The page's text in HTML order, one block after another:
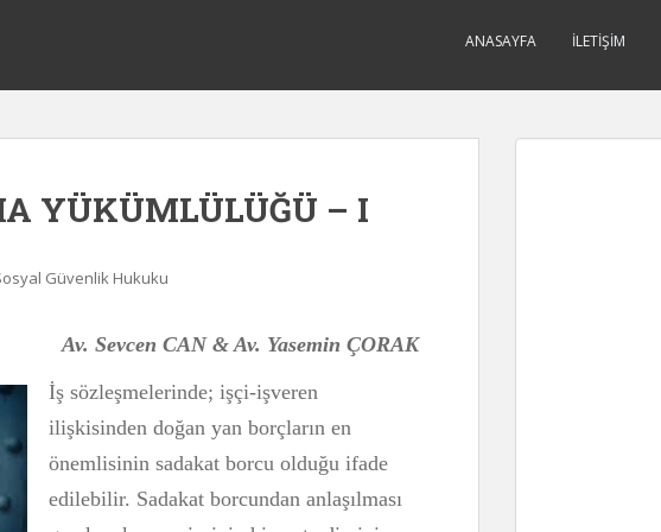
ANASAYFA İLETIŞIM
YÜKÜMLÜLÜĞÜ – I
Güvenlik Hukuku
Av. Sevcen CAN & Av. Yasemin ÇORAK
İş sözleşmelerinde; işçi-işveren
ilişkisinden doğan yan borçların en
önemlisinin sadakat borcu olduğu ifade
edilebilir. Sadakat borcundan anlaşılması